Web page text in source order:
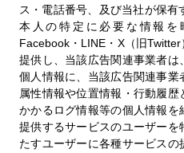
ス・電話番号、及び当社が保
本人の特定に必要な情報を
Facebook・LINE・X（旧
提供し、当該広告関連事業者
個人情報に、当該広告関連事
属性情報や位置情報・行動履
かかるログ情報等の個人情報
提供するサービスのユーザー
たすユーザーに各種サービス